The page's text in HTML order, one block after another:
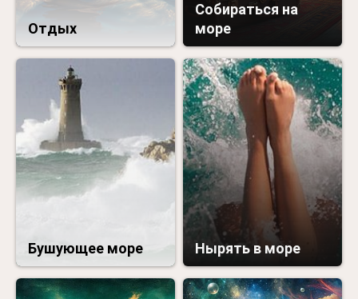
Отдых
Собираться на
море
Бушующее море Нырять в море